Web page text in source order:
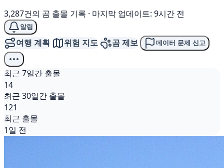
3,287건의 곰 출몰 기록 · 마지막 업데이트: 9시간 전
알림
여행 계획 위험 지도 곰 제보 데이터 문제 신고
최근 7일간 출몰
14
최근 30일간 출몰
121
최근 출몰
1일 전